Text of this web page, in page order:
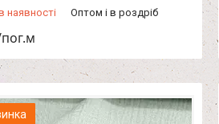
наявності Оптом і в роздріб